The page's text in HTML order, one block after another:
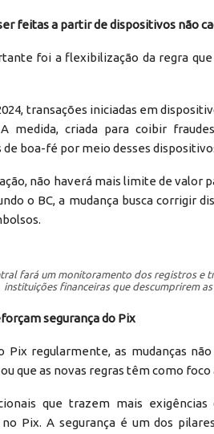
feitas a partir de dispositivos não
foi a flexibilização da regra
transações iniciadas em
medida, criada para coibir
boa-fé por meio desses
não haverá mais limite de valor
o BC, a mudança busca corrigir
fará um monitoramento dos registros e
instituições financeiras que descumprirem
segurança do Pix
Pix regularmente, as mudanças
que as novas regras têm como foco
que trazem mais
Pix. A segurança é um dos